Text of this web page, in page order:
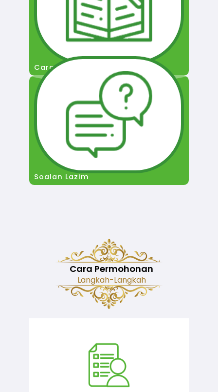
Cara Permohonan
Soalan Lazim
Cara Permohonan
Langkah-Langkah
Semakan ke atas sejarah permohonan
yang pernah dibuat oleh pemohon,